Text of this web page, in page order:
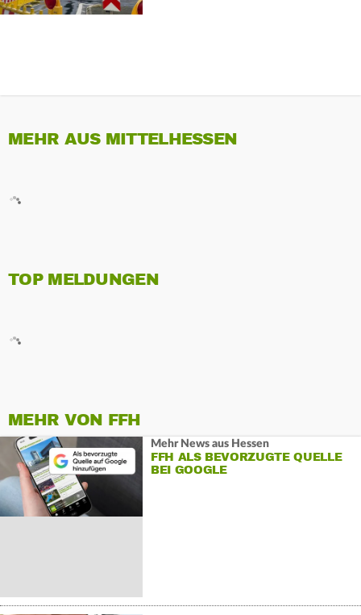
MEHR AUS MITTELHESSEN
TOP MELDUNGEN
MEHR VON FFH
Mehr News aus Hessen
FFH ALS BEVORZUGTE QUELLE
BEI GOOGLE